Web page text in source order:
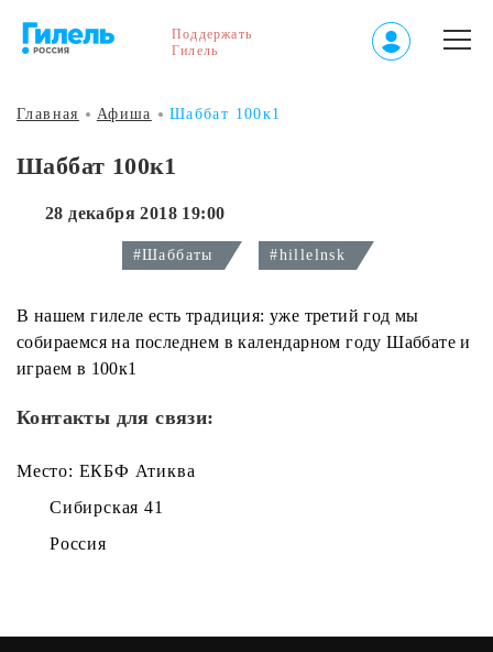
Поддержать
Гилель
Главная Афиша Шаббат 100к1
Шаббат 100к1
28 декабря 2018 19:00
#Шаббаты #hillelnsk
В нашем гилеле есть традиция: уже третий год мы
собираемся на последнем в календарном году Шаббате и
играем в 100к1
Контакты для связи:
Место: ЕКБФ Атиква
Сибирская 41
Россия